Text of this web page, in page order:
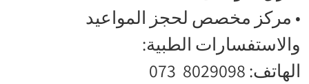
• مركز مخصص لحجز المواعيد
والاستفسارات الطبية:
الهاتف: 8029098 073